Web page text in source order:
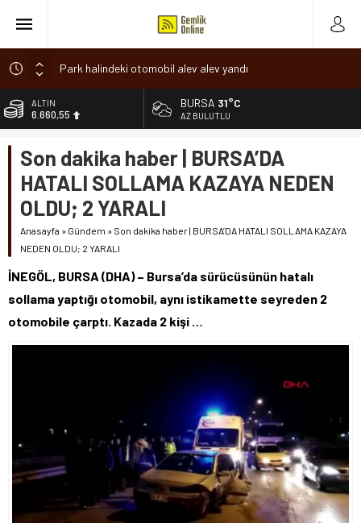
Park halindeki otomobil alev alev yandı
Osmangazi’de baharın müjdesi ‘Hıdırellez’ coşkuyla kutlandı
7 aylık hamileyken evden çıktı, sırra kadem bastı
Romanya’da Hıdırellez Coşkusu
ALTIN
6.660,55
13.779,39
DOLAR
47,7111
55,1881
BURSA 31°C
AZ BULUTLU
Son dakika haber | BURSA’DA
HATALI SOLLAMA KAZAYA NEDEN
OLDU; 2 YARALI
Anasayfa » Gündem » Son dakika haber | BURSA’DA HATALI SOLLAMA KAZAYA
NEDEN OLDU; 2 YARALI
İNEGÖL, BURSA (DHA) – Bursa’da sürücüsünün hatalı
sollama yaptığı otomobil, aynı istikamette seyreden 2
otomobile çarptı. Kazada 2 kişi …